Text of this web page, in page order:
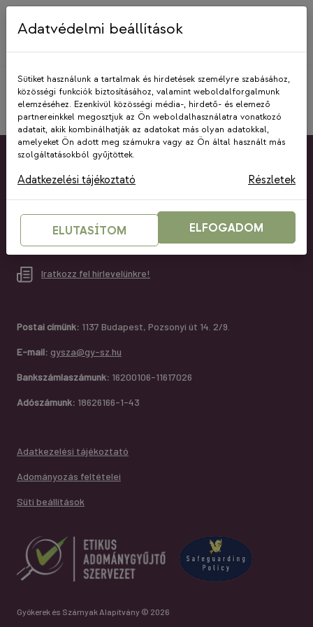
Skip
Kövess minket Facebookon!
Iratkozz fel hírlevelünkre!
Postai címünk: 1137 Budapest, Pozsonyi út 14. 2/9.
E-mail: gysza@gy-sz.hu
Bankszámlaszámunk: 16200106-11617026
Adószámunk: 18626166-1-43
Adatkezelési tájékoztató
Adományozás feltételei
Süti beállítások
Gyökerek és Szárnyak Alapítvány © 2026
Adatvédelmi beállítások
Sütiket használunk a tartalmak és hirdetések személyre szabásához,
közösségi funkciók biztosításához, valamint weboldalforgalmunk
elemzéséhez. Ezenkívül közösségi média-, hirdető- és elemező
partnereinkkel megosztjuk az Ön weboldalhasználatra vonatkozó
adatait, akik kombinálhatják az adatokat más olyan adatokkal,
amelyeket Ön adott meg számukra vagy az Ön által használt más
szolgáltatásokból gyűjtöttek.
Adatkezelési tájékoztató Részletek
ELUTASÍTOM ELFOGADOM